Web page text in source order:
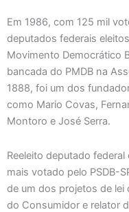
Em 1986, com 125 mil
deputados federais
Movimento Democrático
bancada do PMDB na
1888, foi um dos
como Mario Covas,
Montoro e José Serra.
Reeleito deputado
mais votado pelo PSDB-
de um dos projetos de lei
do Consumidor e relator